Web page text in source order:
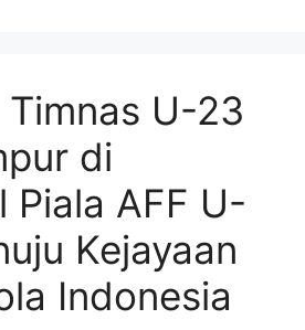
U-23
di
Piala AFF U-
Kejayaan
Indonesia